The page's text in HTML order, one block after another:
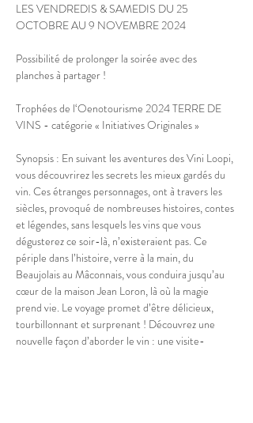
LES VENDREDIS & SAMEDIS DU 25
OCTOBRE AU 9 NOVEMBRE 2024
Possibilité de prolonger la soirée avec des
planches à partager !
Trophées de l‘Oenotourisme 2024 TERRE DE
VINS - catégorie « Initiatives Originales »
Synopsis : En suivant les aventures des Vini Loopi,
vous découvrirez les secrets les mieux gardés du
vin. Ces étranges personnages, ont à travers les
siècles, provoqué de nombreuses histoires, contes
et légendes, sans lesquels les vins que vous
dégusterez ce soir-là, n’existeraient pas. Ce
périple dans l’histoire, verre à la main, du
Beaujolais au Mâconnais, vous conduira jusqu’au
cœur de la maison Jean Loron, là où la magie
prend vie. Le voyage promet d’être délicieux,
tourbillonnant et surprenant ! Découvrez une
nouvelle façon d’aborder le vin : une visite-